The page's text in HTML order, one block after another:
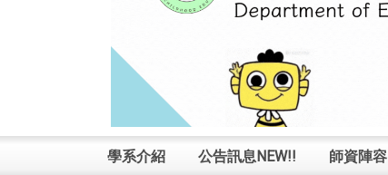
學系介紹 公告訊息NEW!! 師資陣容